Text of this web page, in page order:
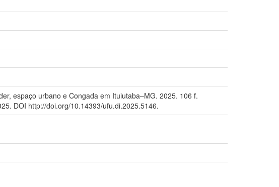
espaço urbano e Congada em Ituiutaba–MG. 2025. 106 f.
DOI http://doi.org/10.14393/ufu.di.2025.5146.